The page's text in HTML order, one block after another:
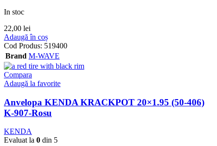
In stoc
22,00 lei
Adaugă în coș
Cod Produs: 519400
Brand M-WAVE
Compara
Adaugă la favorite
Anvelopa KENDA KRACKPOT 20×1.95 (50-406)
K-907-Rosu
KENDA
Evaluat la 0 din 5